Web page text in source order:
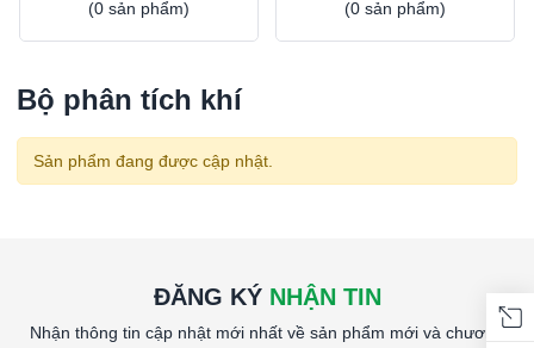
(0 sản phẩm) (0 sản phẩm)
Bộ phân tích khí
Sản phẩm đang được cập nhật.
ĐĂNG KÝ NHẬN TIN
Nhận thông tin cập nhật mới nhất về sản phẩm mới và chương